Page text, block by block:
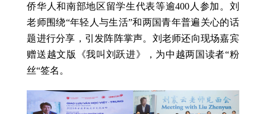
侨华人和南部地区留学生代表等逾400人参加。刘
老师围绕“年轻人与生活”和两国青年普遍关心的话
题进行分享，引发阵阵掌声。刘老师还向现场嘉宾
赠送越文版《我叫刘跃进》，为中越两国读者“粉
丝“签名。